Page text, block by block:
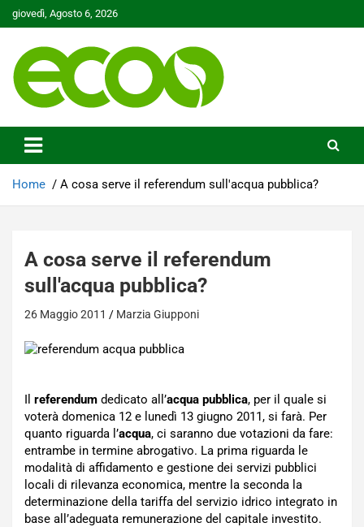
Skip
to
giovedì, Agosto 6, 2026
Ecoo.it
Home A cosa serve il referendum sull'acqua pubblica?
A cosa serve il referendum
sull'acqua pubblica?
26 Maggio 2011 Marzia Giupponi
Il referendum dedicato all’acqua pubblica, per il quale si
voterà domenica 12 e lunedì 13 giugno 2011, si farà. Per
quanto riguarda l’acqua, ci saranno due votazioni da fare:
entrambe in termine abrogativo. La prima riguarda le
modalità di affidamento e gestione dei servizi pubblici
locali di rilevanza economica, mentre la seconda la
determinazione della tariffa del servizio idrico integrato in
base all’adeguata remunerazione del capitale investito.